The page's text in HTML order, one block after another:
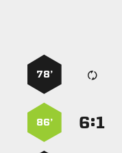
78’
:
86’